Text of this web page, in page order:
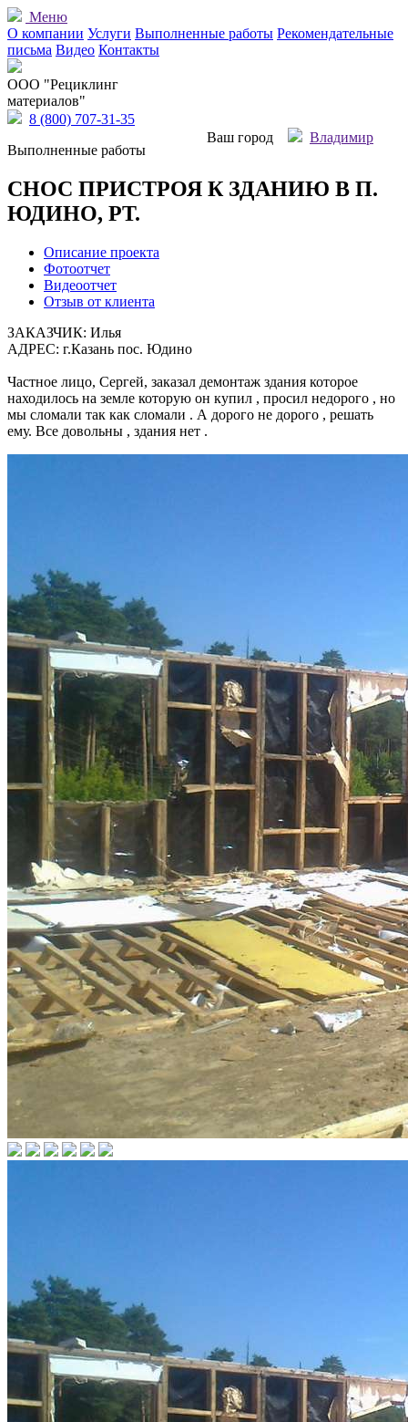
Меню
О компании Услуги Выполненные работы Рекомендательные
письма Видео Контакты
OOO "Рециклинг
материалов"
8 (800) 707-31-35
Ваш город
Владимир
Выполненные работы
СНОС ПРИСТРОЯ К ЗДАНИЮ В П.
ЮДИНО, РТ.
Описание проекта
Фотоотчет
Видеоотчет
Отзыв от клиента
ЗАКАЗЧИК: Илья
АДРЕС: г.Казань пос. Юдино
Частное лицо, Сергей, заказал демонтаж здания которое
находилось на земле которую он купил , просил недорого , но
мы сломали так как сломали . А дорого не дорого , решать
ему. Все довольны , здания нет .